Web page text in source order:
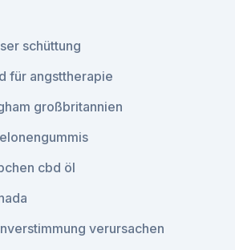
schüttung
für angsttherapie
großbritannien
cbd öl
verursachen